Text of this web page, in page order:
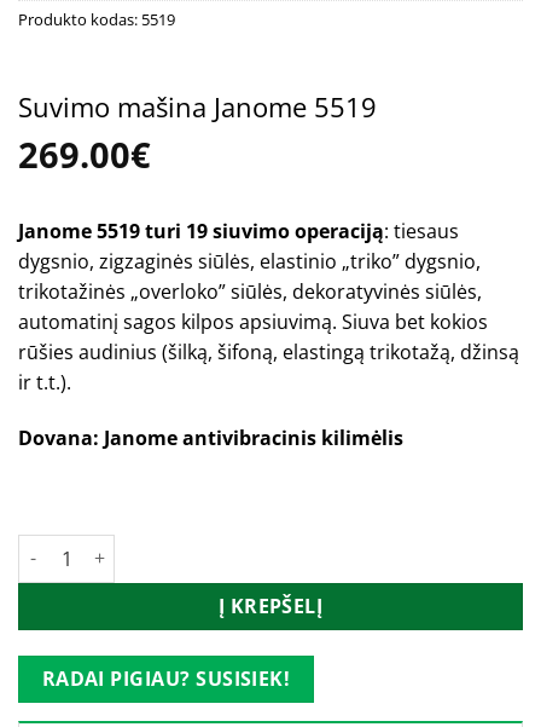
Produkto kodas: 5519
Suvimo mašina Janome 5519
269.00€
Janome 5519 turi 19 siuvimo operaciją: tiesaus
dygsnio, zigzaginės siūlės, elastinio „triko” dygsnio,
trikotažinės „overloko” siūlės, dekoratyvinės siūlės,
automatinį sagos kilpos apsiuvimą. Siuva bet kokios
rūšies audinius (šilką, šifoną, elastingą trikotažą, džinsą
ir t.t.).
Dovana: Janome antivibracinis kilimėlis
produkto kiekis: Suvimo mašina Janome 5519
Į KREPŠELĮ
RADAI PIGIAU? SUSISIEK!